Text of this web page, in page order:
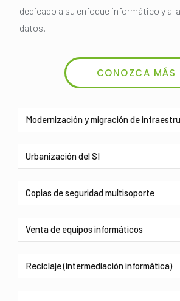
Modernización y migración de
Urbanización del SI
Copias de seguridad multisoporte
Venta de equipos informáticos
Reciclaje (intermediación informática)
dedicado a su enfoque informático y a
datos.
CONOZCA MÁS